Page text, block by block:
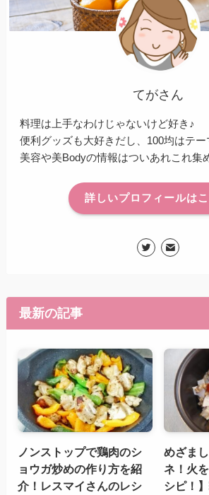
てがさん
料理は上手なわけじゃないけど好き♪
便利グッズも大好きだし、100均はテー
美容や美Bodyの情報はついあれこれ
詳しいプロフィールは
最新の記事
ノンストップで鶏肉のシ
ョウガ炒めの作り方を紹
介！レスマイさんのレシ
めざま
ネ！火
シピ！